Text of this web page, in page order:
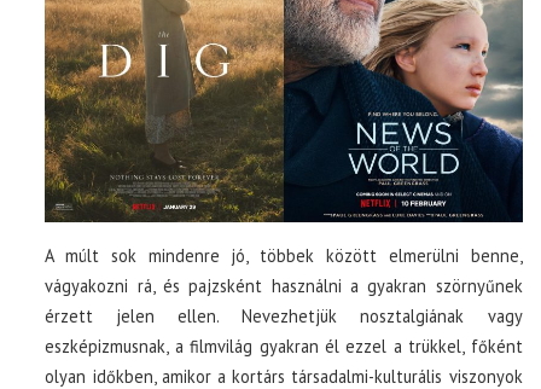
A múlt sok mindenre jó, többek között elmerülni benne,
vágyakozni rá, és pajzsként használni a gyakran szörnyűnek
érzett jelen ellen. Nevezhetjük nosztalgiának vagy
eszképizmusnak, a filmvilág gyakran él ezzel a trükkel, főként
olyan időkben, amikor a kortárs társadalmi-kulturális viszonyok